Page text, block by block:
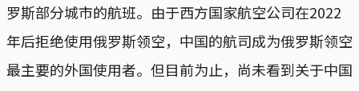
罗斯部分城市的航班。由于西方国家航空公司在2022
年后拒绝使用俄罗斯领空，中国的航司成为俄罗斯领空
最主要的外国使用者。但目前为止，尚未看到关于中国